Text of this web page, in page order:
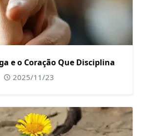
e o Coração Que Disciplina
2025/11/23